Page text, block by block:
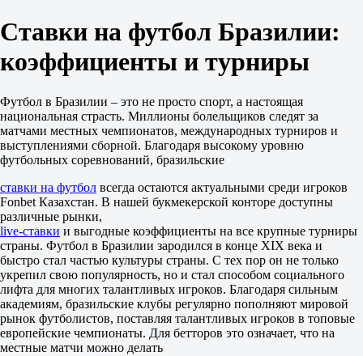
1.22
5.90
1X
X2
1.01
1.11
4.05
Фора
1
-1.5
1.68
+1.5
2.12
Тотал
Б
М
2.5
1.58
2.30
Обе забьют
Ставки на футбол Бразилии:
коэффициенты и турниры
Футбол в Бразилии – это не просто спорт, а настоящая
национальная страсть. Миллионы болельщиков следят за
матчами местных чемпионатов, международных турниров и
выступлениями сборной. Благодаря высокому уровню
футбольных соревнований, бразильские
ставки на футбол всегда остаются актуальными среди игроков
Fonbet Казахстан. В нашей букмекерской конторе доступны
различные рынки,
live-ставки и выгодные коэффициенты на все крупные турниры
страны. Футбол в Бразилии зародился в конце XIX века и
быстро стал частью культуры страны. С тех пор он не только
укрепил свою популярность, но и стал способом социального
лифта для многих талантливых игроков. Благодаря сильным
академиям, бразильские клубы регулярно пополняют мировой
рынок футболистов, поставляя талантливых игроков в топовые
европейские чемпионаты. Для бетторов это означает, что на
местные матчи можно делать